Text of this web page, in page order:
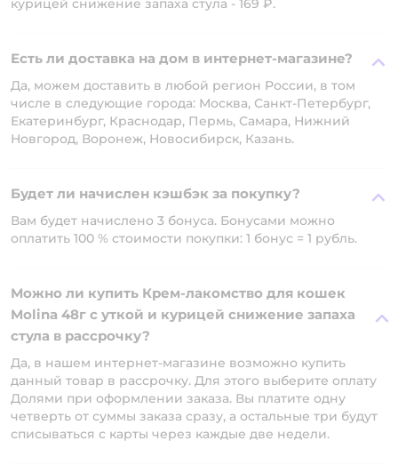
курицей снижение запаха стула - 169 ₽.
Есть ли доставка на дом в интернет-магазине?
Да, можем доставить в любой регион России, в том
числе в следующие города: Москва, Санкт-Петербург,
Екатеринбург, Краснодар, Пермь, Самара, Нижний
Новгород, Воронеж, Новосибирск, Казань.
Будет ли начислен кэшбэк за покупку?
Вам будет начислено 3 бонуса. Бонусами можно
оплатить 100 % стоимости покупки: 1 бонус = 1 рубль.
Можно ли купить Крем-лакомство для кошек
Molina 48г с уткой и курицей снижение запаха
стула в рассрочку?
Да, в нашем интернет-магазине возможно купить
данный товар в рассрочку. Для этого выберите оплату
Долями при оформлении заказа. Вы платите одну
четверть от суммы заказа сразу, а остальные три будут
списываться с карты через каждые две недели.